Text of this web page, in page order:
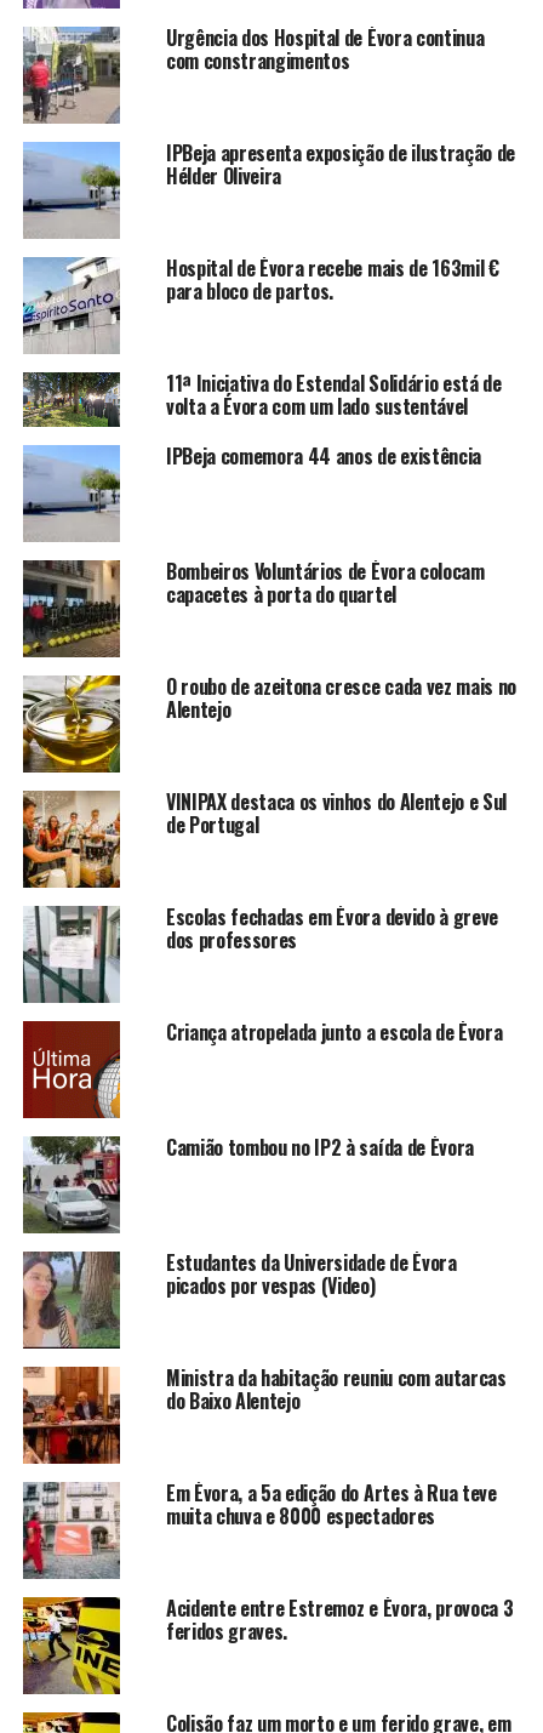
Urgência dos Hospital de Évora continua
com constrangimentos
IPBeja apresenta exposição de ilustração de
Hélder Oliveira
Hospital de Évora recebe mais de 163mil €
para bloco de partos.
11ª Iniciativa do Estendal Solidário está de
volta a Évora com um lado sustentável
IPBeja comemora 44 anos de existência
Bombeiros Voluntários de Évora colocam
capacetes à porta do quartel
O roubo de azeitona cresce cada vez mais no
Alentejo
VINIPAX destaca os vinhos do Alentejo e Sul
de Portugal
Escolas fechadas em Évora devido à greve
dos professores
Criança atropelada junto a escola de Évora
Camião tombou no IP2 à saída de Évora
Estudantes da Universidade de Évora
picados por vespas (Video)
Ministra da habitação reuniu com autarcas
do Baixo Alentejo
Em Évora, a 5a edição do Artes à Rua teve
muita chuva e 8000 espectadores
Acidente entre Estremoz e Évora, provoca 3
feridos graves.
Colisão faz um morto e um ferido grave, em